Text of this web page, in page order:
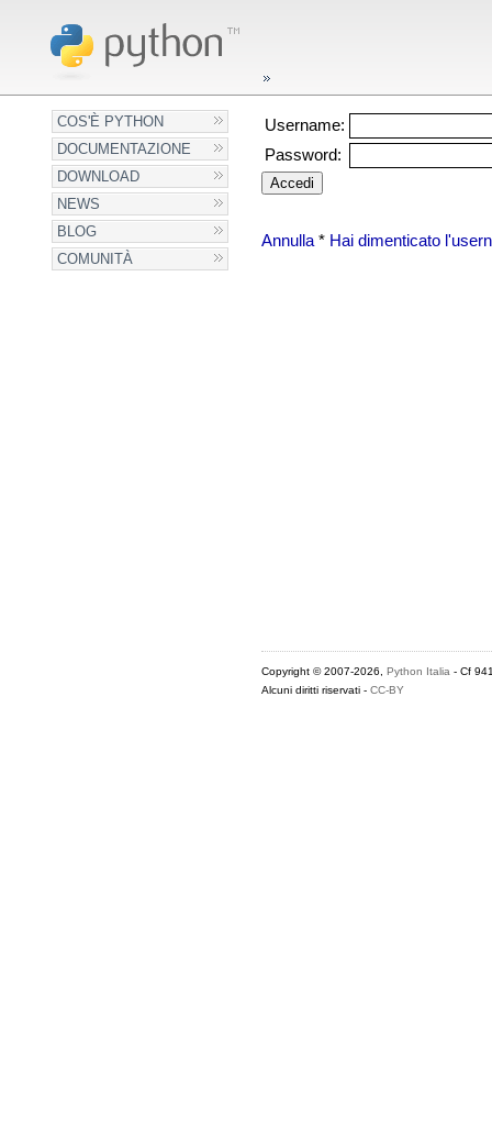
COS'È PYTHON
DOCUMENTAZIONE
DOWNLOAD
NEWS
BLOG
COMUNITÀ
Username:
Password:
Annulla* Hai dimenticato
Copyright © 2007-2026, Python Italia - Cf
Alcuni diritti riservati - CC-BY